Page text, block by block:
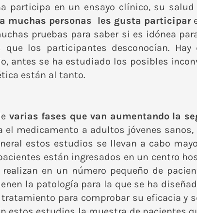
participa en un ensayo clínico, su
a muchas personas les gusta participar
pruebas para saber si es idónea
que los participantes desconocían.
antes se ha estudiado los posibles
están al tanto.
varias fases que van aumentando la
medicamento a adultos jóvenes
estos estudios se llevan a cabo
están ingresados en un centro
en un número pequeño de
la patología para la que se ha
para comprobar su eficacia y